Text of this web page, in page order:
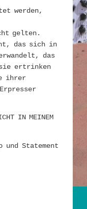
werden,
gelten.
das sich in
das
ertrinken
ihrer
IN MEINEM
und Statement